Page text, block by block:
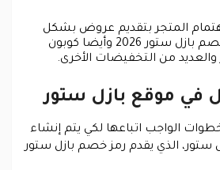
المتجر بتقديم عروض بشكل
مستمر مثل كود خصم بازل ستور 2026 وأيضا كوبون
من التخفيضات الأخرى.
في موقع بازل ستور
الواجب اتباعها لكي يتم إنشاء
الذي يقدم رمز خصم بازل ستور